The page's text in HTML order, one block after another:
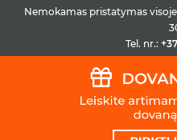
Nemokamas pristatymas
Tel. nr.: